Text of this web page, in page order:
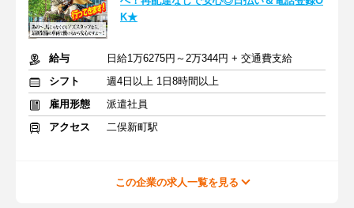
K★
給与
日給1万6275円～2万344円 + 交通費支給
シフト
週4日以上 1日8時間以上
雇用形態
派遣社員
アクセス
二俣新町駅
この企業の求人一覧を見る